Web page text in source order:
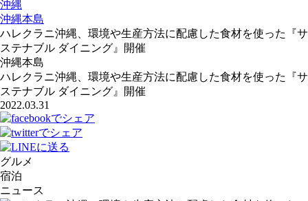
沖縄
沖縄本島
ハレクラニ沖縄、環境や生産方法に配慮した食材を使った『サ
ステナブル ダイニング』開催
沖縄本島
ハレクラニ沖縄、環境や生産方法に配慮した食材を使った『サ
ステナブル ダイニング』開催
2022.03.31
グルメ
宿泊
ニュース